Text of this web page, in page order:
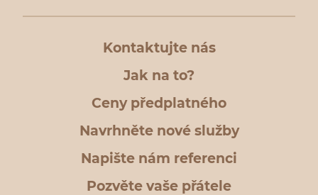
Kontaktujte nás
Jak na to?
Ceny předplatného
Navrhněte nové služby
Napište nám referenci
Pozvěte vaše přátele